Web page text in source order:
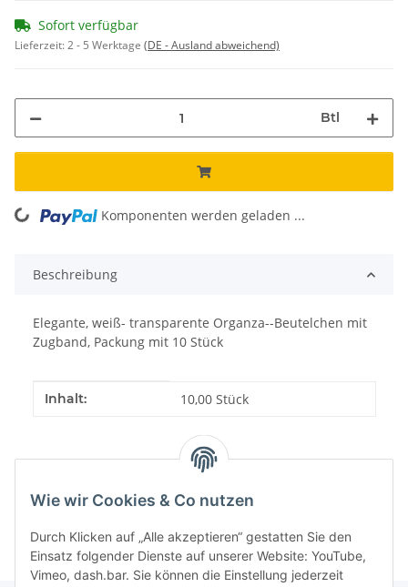
Wie wir Cookies & Co nutzen
Durch Klicken auf „Alle akzeptieren“ gestatten Sie den
Einsatz folgender Dienste auf unserer Website: YouTube,
Vimeo, dash.bar. Sie können die Einstellung jederzeit
Sofort verfügbar
Lieferzeit:2 - 5 Werktage (DE - Ausland abweichend)
Btl
Loading... Komponenten werden geladen ...
Beschreibung
Elegante, weiß- transparente Organza--Beutelchen mit
Zugband, Packung mit 10 Stück
Produkteigenschaft
Wert
Inhalt: 10,00 Stück